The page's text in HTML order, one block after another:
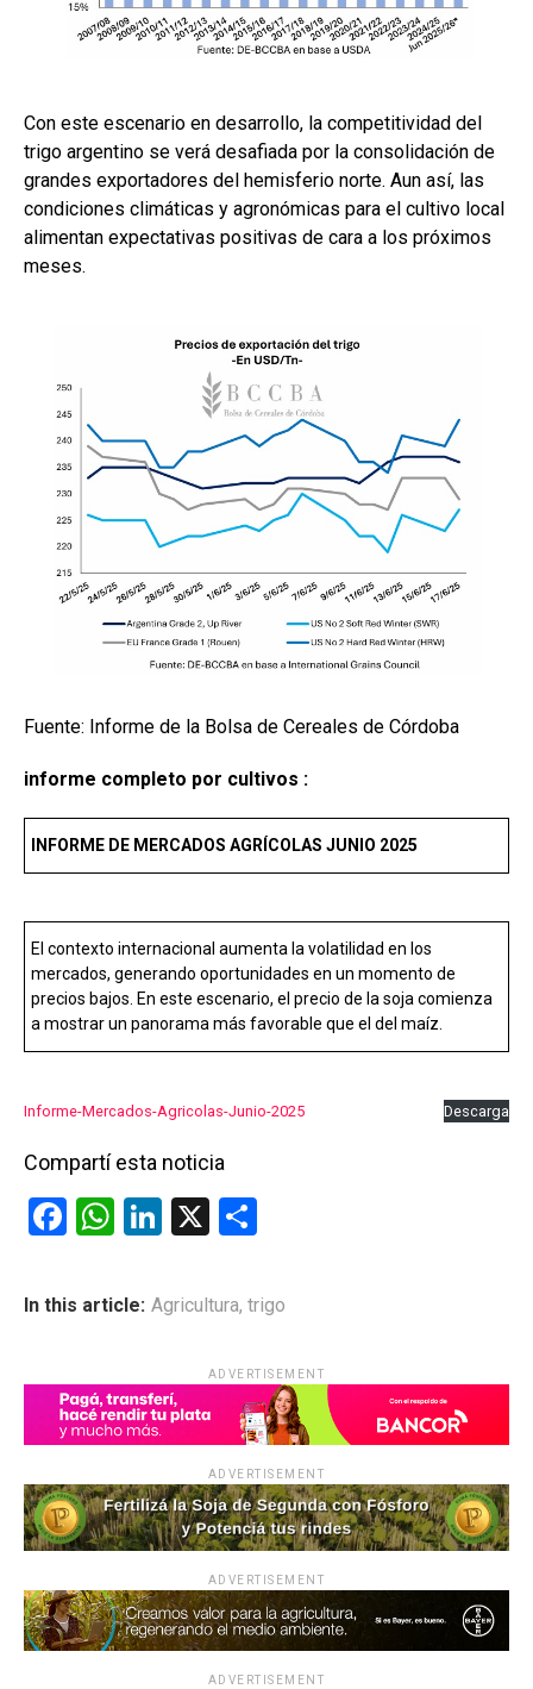
Con este escenario en desarrollo, la competitividad del
trigo argentino se verá desafiada por la consolidación de
grandes exportadores del hemisferio norte. Aun así, las
condiciones climáticas y agronómicas para el cultivo local
alimentan expectativas positivas de cara a los próximos
meses.
Fuente: Informe de la Bolsa de Cereales de Córdoba
informe completo por cultivos :
INFORME DE MERCADOS AGRÍCOLAS JUNIO 2025
El contexto internacional aumenta la volatilidad en los
mercados, generando oportunidades en un momento de
precios bajos. En este escenario, el precio de la soja comienza
a mostrar un panorama más favorable que el del maíz.
Informe-Mercados-Agricolas-Junio-2025 Descarga
Compartí esta noticia
F
ce
o
k
W
at
p
p
Li
ke
dI
X
m
p
ar
tir
In this article: Agricultura, trigo
ADVERTISEMENT
ADVERTISEMENT
ADVERTISEMENT
ADVERTISEMENT